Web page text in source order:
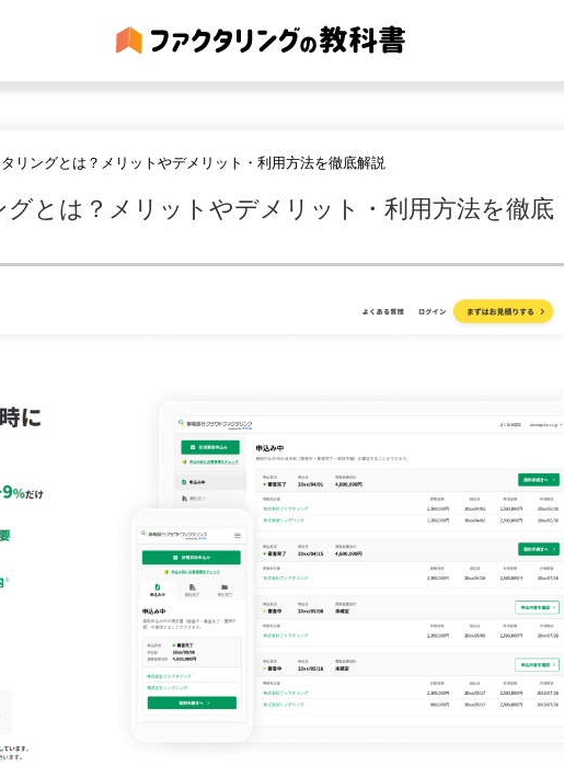
リングとは？メリットやデメリット・利用方法を徹底解説
とは？メリットやデメリット・利用方法を徹底